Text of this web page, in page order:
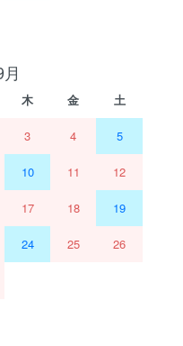
木 金 土
3 4 5
10 11 12
17 18 19
24 25 26